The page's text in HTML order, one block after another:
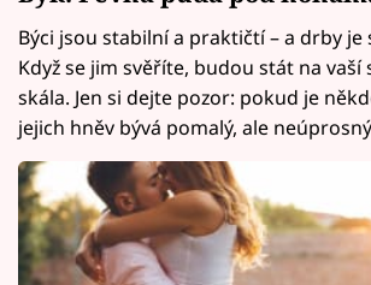
Býci jsou stabilní a praktičtí – a drby je
Když se jim svěříte, budou stát na vaší
skála. Jen si dejte pozor: pokud je
jejich hněv bývá pomalý, ale